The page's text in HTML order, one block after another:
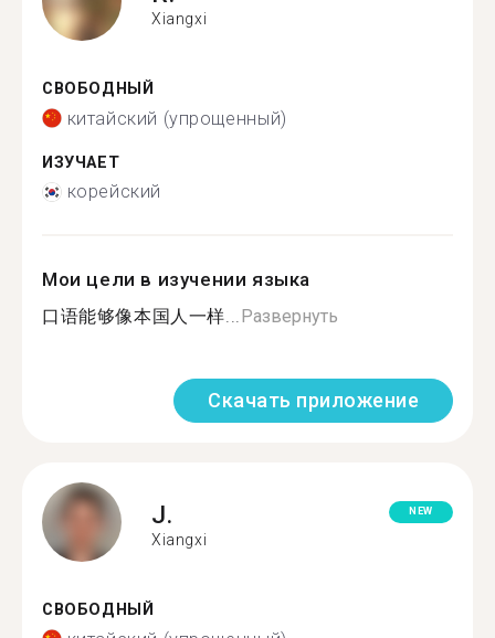
Xiangxi
СВОБОДНЫЙ
китайский (упрощенный)
ИЗУЧАЕТ
корейский
Мои цели в изучении языка
口语能够像本国人一样...Развернуть
Скачать приложение
J.
Xiangxi
NEW
СВОБОДНЫЙ